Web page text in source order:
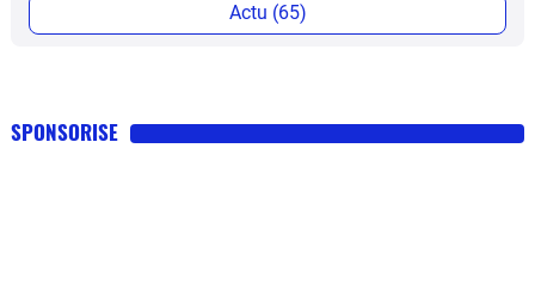
Actu (65)
SPONSORISE